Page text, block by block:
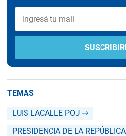
TEMAS
LUIS LACALLE POU
PRESIDENCIA DE LA REPÚBLICA